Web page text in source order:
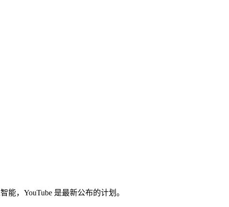
能，YouTube 是最新公布的计划。